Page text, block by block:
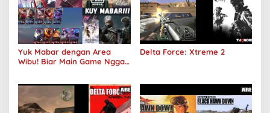
Yuk Mabar dengan Area
Wibu! Biar Main Game Nggak
Delta Force: Xtreme 2